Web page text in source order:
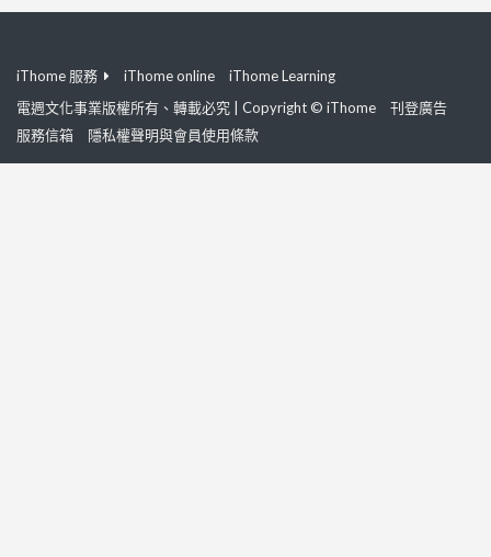
iThome 服務 iThome online
iThome Learning
電週文化事業版權所有、轉載必究 | Copyright © iThome
刊登廣告
服務信箱
隱私權聲明與會員使用條款